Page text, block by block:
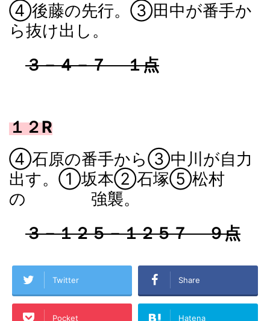
④後藤の先行。③田中が番手か
ら抜け出し。
３－４－７ １点
１２R
④石原の番手から③中川が自力
出す。①坂本②石塚⑤松村
の 強襲。
３－１２５－１２５７ ９点
Twitter Share
Pocket Hatena